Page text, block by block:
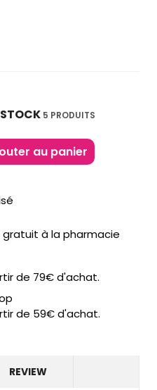
5 PRODUITS
au panier
à la pharmacie
de 79€ d'achat.
de 59€ d'achat.
REVIEW